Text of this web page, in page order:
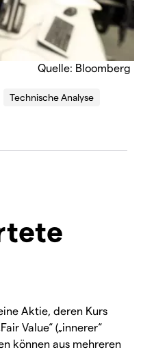
Quelle: Bloomberg
Technische Analyse
Aktie, deren Kurs
Value“ („innerer“
können aus mehreren